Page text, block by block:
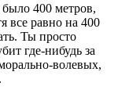
400 метров,
все равно на 400
Ты просто
где-нибудь за
волевых,